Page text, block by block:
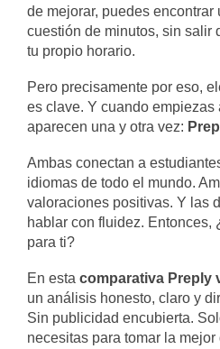
de mejorar, puedes encontrar
cuestión de minutos, sin salir
tu propio horario.
Pero precisamente por eso,
es clave. Y cuando empiezas
aparecen una y otra vez:
Ambas conectan a
idiomas de todo el mundo.
valoraciones positivas. Y las
hablar con fluidez. Entonces,
para ti?
En esta comparativa Preply
un análisis honesto, claro y
Sin publicidad encubierta.
necesitas para tomar la